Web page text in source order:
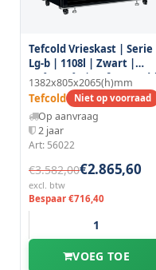
Tefcold Vrieskast | Serie
Lg-b | 1108l | Zwart |
-14°c/-25°c | Geforceerd |
Draaideuren | Wielen |
1382x805x2065(h)mm
1382x805x2065(h)mm
Tefcold Niet op voorraad
Op aanvraag
2 jaar
Art: 56022
€3.582,00€2.865,60
excl. btw
Bespaar €716,40
VOEG TOE